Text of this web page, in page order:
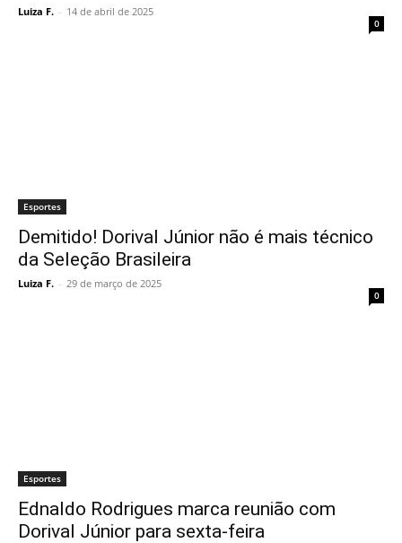
Luiza F. - 14 de abril de 2025
0
Esportes
Demitido! Dorival Júnior não é mais técnico
da Seleção Brasileira
Luiza F. - 29 de março de 2025
0
Esportes
Ednaldo Rodrigues marca reunião com
Dorival Júnior para sexta-feira